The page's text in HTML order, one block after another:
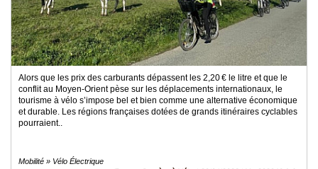
Alors que les prix des carburants dépassent les 2,20 € le litre et que le
conflit au Moyen-Orient pèse sur les déplacements internationaux, le
tourisme à vélo s’impose bel et bien comme une alternative économique
et durable. Les régions françaises dotées de grands itinéraires cyclables
pourraient..
Mobilité » Vélo Électrique